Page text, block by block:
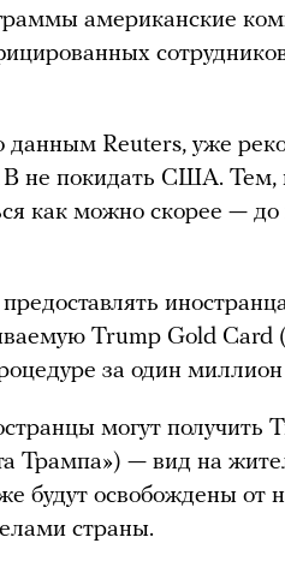
американские
данным Reuters, уже
не покидать США. Тем,
как можно скорее — до
предоставлять
Trump Gold Card
за один
могут получить
Трампа») — вид на
будут освобождены от
страны.